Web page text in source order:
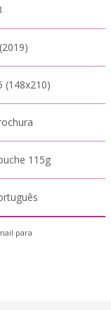
(148x210)
115g
para